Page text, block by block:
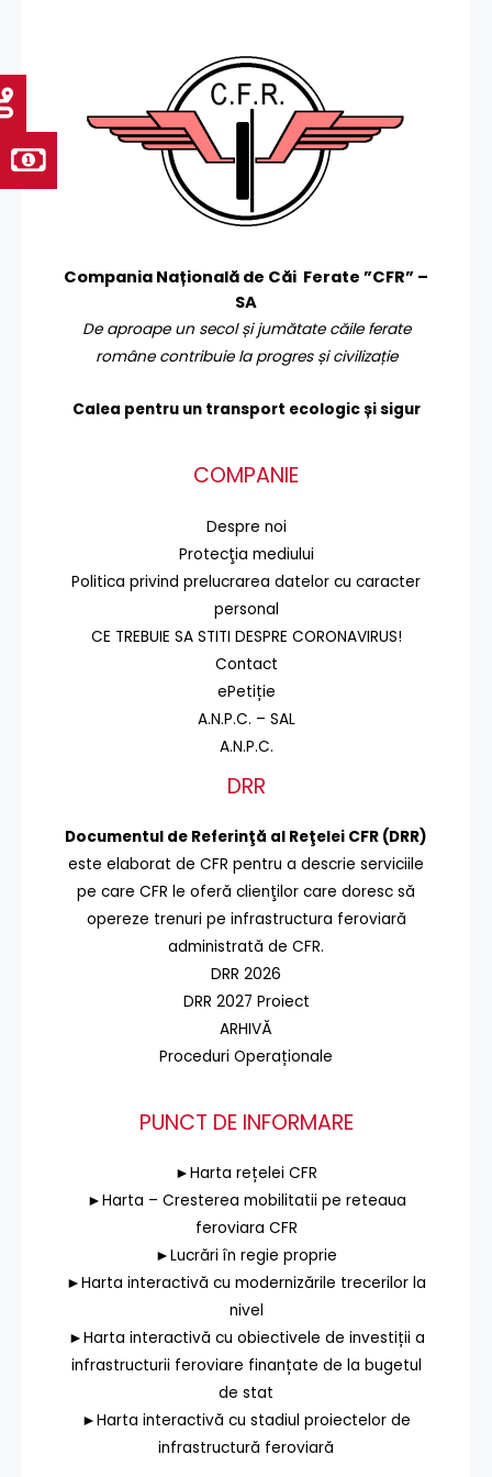
Compania Națională de Căi Ferate ”CFR” –
SA
De aproape un secol și jumătate căile ferate
române contribuie la progres și civilizație
Calea pentru un transport ecologic și sigur
COMPANIE
Despre noi
Protecţia mediului
Politica privind prelucrarea datelor cu caracter
personal
CE TREBUIE SA STITI DESPRE CORONAVIRUS!
Contact
ePetiție
A.N.P.C. – SAL
A.N.P.C.
DRR
Documentul de Referinţă al Reţelei CFR (DRR)
este elaborat de CFR pentru a descrie serviciile
pe care CFR le oferă clienţilor care doresc să
opereze trenuri pe infrastructura feroviară
administrată de CFR.
DRR 2026
DRR 2027 Proiect
ARHIVĂ
Proceduri Operaționale
PUNCT DE INFORMARE
►Harta rețelei CFR
►Harta – Cresterea mobilitatii pe reteaua
feroviara CFR
►Lucrări în regie proprie
►Harta interactivă cu modernizările trecerilor la
nivel
►Harta interactivă cu obiectivele de investiții a
infrastructurii feroviare finanțate de la bugetul
de stat
►Harta interactivă cu stadiul proiectelor de
infrastructură feroviară